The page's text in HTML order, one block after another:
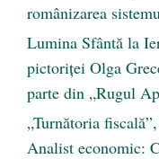
românizarea
Lumina Sfântă la
pictoriței Olga
parte din „Rugul
„Turnătoria
Analist economic: